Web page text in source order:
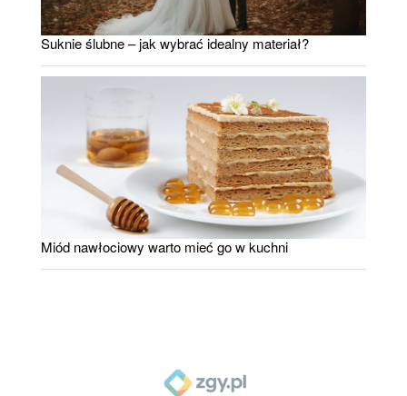
Suknie ślubne – jak wybrać idealny materiał?
Miód nawłociowy warto mieć go w kuchni